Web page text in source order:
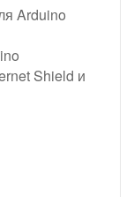
Arduino
Shield и